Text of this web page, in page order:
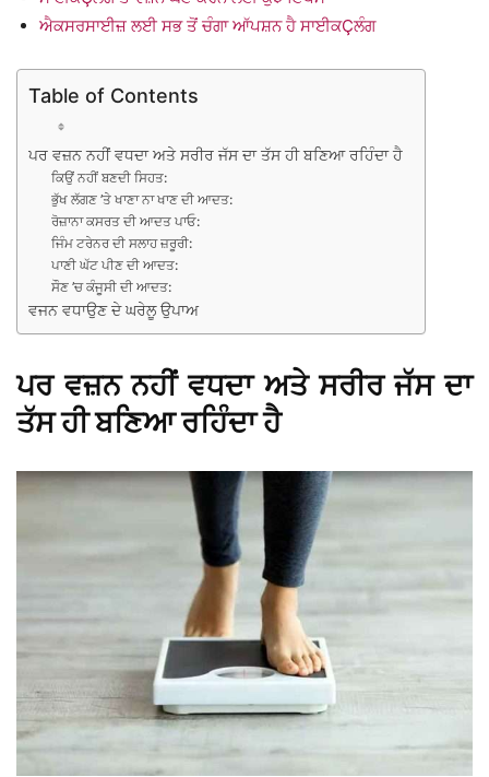
ਐਕਸਰਸਾਈਜ਼ ਲਈ ਸਭ ਤੋਂ ਚੰਗਾ ਆੱਪਸ਼ਨ ਹੈ ਸਾਈਕÇਲੰਗ
Table of Contents
ਪਰ ਵਜ਼ਨ ਨਹੀਂ ਵਧਦਾ ਅਤੇ ਸਰੀਰ ਜੱਸ ਦਾ ਤੱਸ ਹੀ ਬਣਿਆ ਰਹਿੰਦਾ ਹੈ
ਕਿਉਂ ਨਹੀਂ ਬਣਦੀ ਸਿਹਤ:
ਭੁੱਖ ਲੱਗਣ ’ਤੇ ਖਾਣਾ ਨਾ ਖਾਣ ਦੀ ਆਦਤ:
ਰੋਜ਼ਾਨਾ ਕਸਰਤ ਦੀ ਆਦਤ ਪਾਓ:
ਜਿੰਮ ਟਰੇਨਰ ਦੀ ਸਲਾਹ ਜ਼ਰੂਰੀ:
ਪਾਣੀ ਘੱਟ ਪੀਣ ਦੀ ਆਦਤ:
ਸੌਣ ’ਚ ਕੰਜੂਸੀ ਦੀ ਆਦਤ:
ਵਜਨ ਵਧਾਉਣ ਦੇ ਘਰੇਲੂ ਉਪਾਅ
ਪਰ ਵਜ਼ਨ ਨਹੀਂ ਵਧਦਾ ਅਤੇ ਸਰੀਰ ਜੱਸ ਦਾ
ਤੱਸ ਹੀ ਬਣਿਆ ਰਹਿੰਦਾ ਹੈ